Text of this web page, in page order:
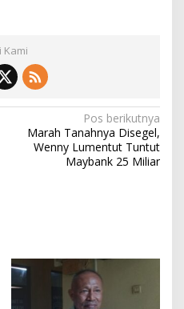
Kami
Pos berikutnya
Marah Tanahnya Disegel,
Wenny Lumentut Tuntut
Maybank 25 Miliar